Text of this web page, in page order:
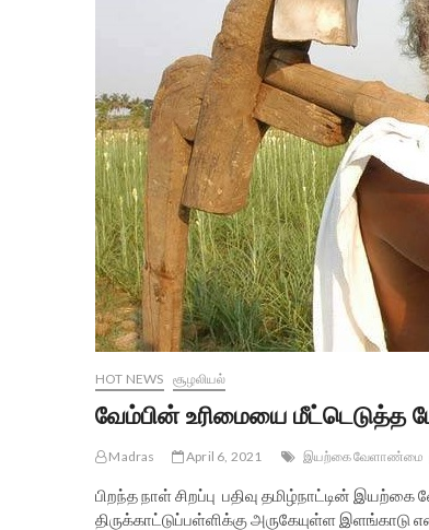
HOT NEWS சூழலியல்
வேம்பின் உரிமையை மீட்டெடுத்த
Madras April 6, 2021 இயற்கை வேளாண்மை
பிறந்த நாள் சிறப்பு பதிவு தமிழ்நாட்டின்
திருக்காட்டுப்பள்ளிக்கு அருகேயுள்ள